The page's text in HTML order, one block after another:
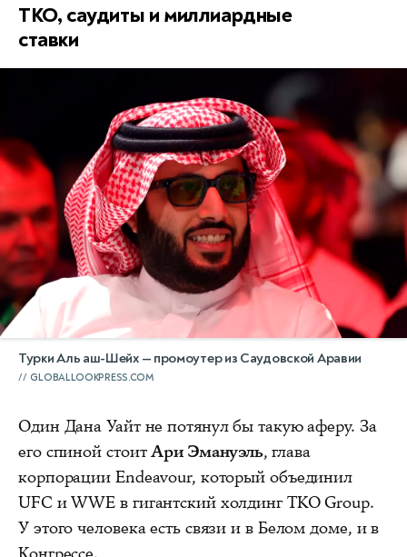
ТКО, саудиты и миллиардные
ставки
Турки Аль аш-Шейх — промоутер из Саудовской Аравии
GLOBALLOOKPRESS.COM
Один Дана Уайт не потянул бы такую аферу. За
его спиной стоитАри Эмануэль, глава
корпорации Endeavour, который объединил
UFC и WWE в гигантский холдинг TKO Group.
У этого человека есть связи и в Белом доме, и в